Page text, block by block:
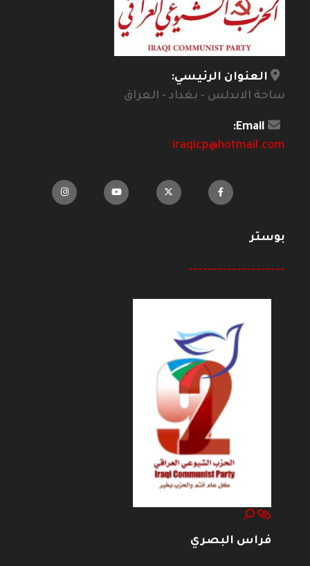
العنوان الرئيسي:
ساحة الاندلس - بغداد - العراق
Email:
iraqicp@hotmail.com
بوستر
--------------------
فراس البصري